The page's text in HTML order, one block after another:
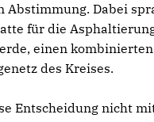
Dabei
für die
einen
des Kreises.
Entscheidung nicht